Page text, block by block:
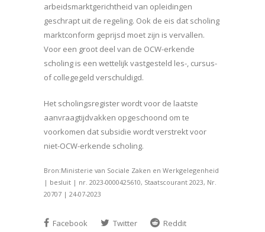
arbeidsmarktgerichtheid van opleidingen
geschrapt uit de regeling. Ook de eis dat scholing
marktconform geprijsd moet zijn is vervallen.
Voor een groot deel van de OCW-erkende
scholing is een wettelijk vastgesteld les-, cursus-
of collegegeld verschuldigd.
Het scholingsregister wordt voor de laatste
aanvraagtijdvakken opgeschoond om te
voorkomen dat subsidie wordt verstrekt voor
niet-OCW-erkende scholing.
Bron:Ministerie van Sociale Zaken en Werkgelegenheid
| besluit | nr. 2023-0000425610, Staatscourant 2023, Nr.
20707 | 24-07-2023
Facebook Twitter
Reddit